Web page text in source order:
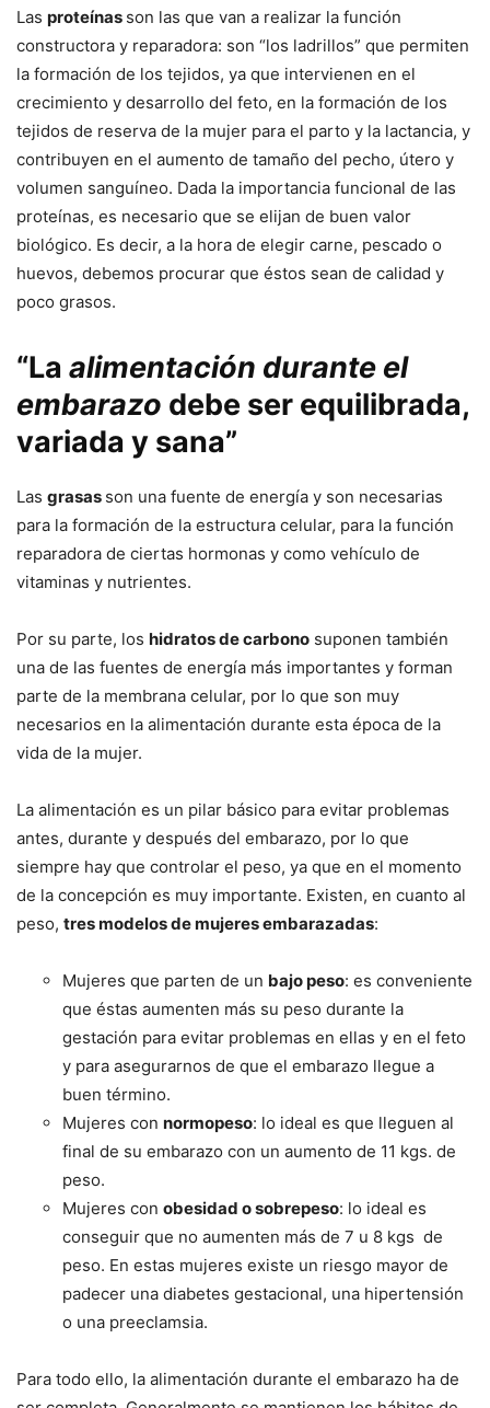
Las proteínas son las que van a realizar la función
constructora y reparadora: son “los ladrillos” que permiten
la formación de los tejidos, ya que intervienen en el
crecimiento y desarrollo del feto, en la formación de los
tejidos de reserva de la mujer para el parto y la lactancia, y
contribuyen en el aumento de tamaño del pecho, útero y
volumen sanguíneo. Dada la importancia funcional de las
proteínas, es necesario que se elijan de buen valor
biológico. Es decir, a la hora de elegir carne, pescado o
huevos, debemos procurar que éstos sean de calidad y
poco grasos.
“La alimentación durante el
embarazo debe ser equilibrada,
variada y sana”
Las grasas son una fuente de energía y son necesarias
para la formación de la estructura celular, para la función
reparadora de ciertas hormonas y como vehículo de
vitaminas y nutrientes.
Por su parte, los hidratos de carbono suponen también
una de las fuentes de energía más importantes y forman
parte de la membrana celular, por lo que son muy
necesarios en la alimentación durante esta época de la
vida de la mujer.
La alimentación es un pilar básico para evitar problemas
antes, durante y después del embarazo, por lo que
siempre hay que controlar el peso, ya que en el momento
de la concepción es muy importante. Existen, en cuanto al
peso, tres modelos de mujeres embarazadas:
Mujeres que parten de un bajo peso: es conveniente
que éstas aumenten más su peso durante la
gestación para evitar problemas en ellas y en el feto
y para asegurarnos de que el embarazo llegue a
buen término.
Mujeres con normopeso: lo ideal es que lleguen al
final de su embarazo con un aumento de 11 kgs. de
peso.
Mujeres con obesidad o sobrepeso: lo ideal es
conseguir que no aumenten más de 7 u 8 kgs de
peso. En estas mujeres existe un riesgo mayor de
padecer una diabetes gestacional, una hipertensión
o una preeclamsia.
Para todo ello, la alimentación durante el embarazo ha de